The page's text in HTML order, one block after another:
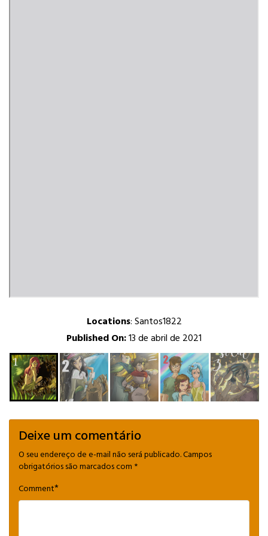
Locations:Santos1822
Published On:13 de abril de 2021
Deixe um comentário
O seu endereço de e-mail não será publicado.Campos
obrigatórios são marcados com *
Comment*